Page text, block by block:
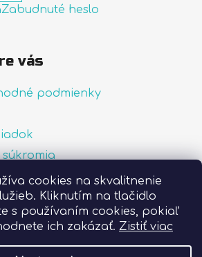
cookies na skvalitnenie
Kliknutím na tlačidlo
s používaním cookies, pokiaľ
ich zakázať. Zistiť viac
Zabudnuté heslo
vás
podmienky
súborov cookies